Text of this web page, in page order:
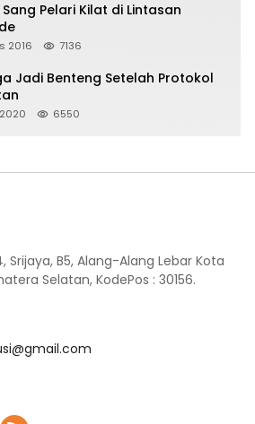
Sang Pelari Kilat di Lintasan
2016 7136
Jadi Benteng Setelah Protokol
6550
Srijaya, B5, Alang-Alang Lebar Kota
Selatan, KodePos : 30156.